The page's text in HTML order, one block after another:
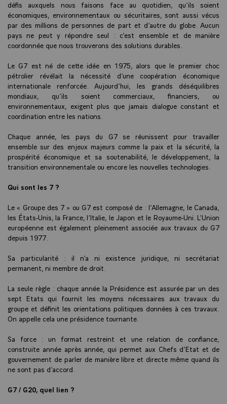
défis auxquels nous faisons face au quotidien, qu’ils soient
économiques, environnementaux ou sécuritaires, sont aussi vécus
par des millions de personnes de part et d’autre du globe. Aucun
pays ne peut y répondre seul : c’est ensemble et de manière
coordonnée que nous trouverons des solutions durables.
Le G7 est né de cette idée en 1975, alors que le premier choc
pétrolier révélait la nécessité d’une coopération économique
internationale renforcée. Aujourd’hui, les grands déséquilibres
mondiaux, qu’ils soient commerciaux, financiers, ou
environnementaux, exigent plus que jamais dialogue constant et
coordination entre les nations.
Chaque année, les pays du G7 se réunissent pour travailler
ensemble sur des enjeux majeurs comme la paix et la sécurité, la
prospérité économique et sa soutenabilité, le développement, la
transition environnementale ou encore les nouvelles technologies.
Qui sont les 7 ?
Le « Groupe des 7 » ou G7 est composé de : l’Allemagne, le Canada,
les États-Unis, la France, l’Italie, le Japon et le Royaume-Uni. L’Union
européenne est également pleinement associée aux travaux du G7
depuis 1977.
Sa particularité : il n’a ni existence juridique, ni secrétariat
permanent, ni membre de droit.
La seule règle : chaque année la Présidence est assurée par un des
sept Etats qui fournit les moyens nécessaires aux travaux du
groupe et définit les orientations politiques données à ces travaux.
On appelle cela une présidence tournante.
Sa force : un format restreint et une relation de confiance,
construite année après année, qui permet aux Chefs d’Etat et de
gouvernement de parler de manière libre et directe même quand ils
ne sont pas d’accord.
G7 / G20, quel lien ?